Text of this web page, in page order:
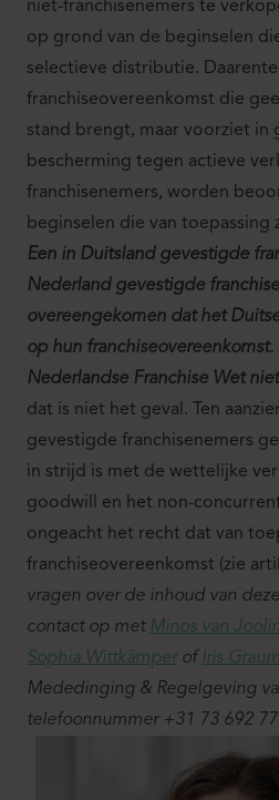
niet-franchisenemers te
op grond van de beginselen
selectieve distributie.
franchiseovereenkomst die
stand brengt, maar voorziet in
bescherming tegen actieve
franchisenemers, worden
beginselen die van toepassing
Een in Duitsland gevestigde
Nederland gevestigde
overeengekomen dat het
op hun
Nederlandse Franchise Wet
dat is niet het geval. Ten
gevestigde franchisenemers
in strijd is met de wettelijke
goodwill en het non-
ongeacht het recht dat van
franchiseovereenkomst (zie
vragen over de inhoud van
contact op met Minos van
Sophia Wittkämperof Iris
Mededinging & Regelgeving
telefoonnummer +31 73 692